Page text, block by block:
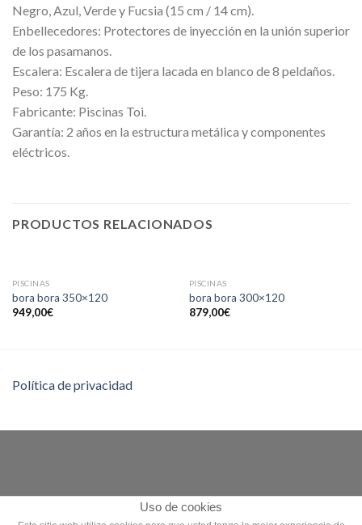
Negro, Azul, Verde y Fucsia (15 cm / 14 cm).
Enbellecedores: Protectores de inyección en la unión superior
de los pasamanos.
Escalera: Escalera de tijera lacada en blanco de 8 peldaños.
Peso: 175 Kg.
Fabricante: Piscinas Toi.
Garantía: 2 años en la estructura metálica y componentes
eléctricos.
PRODUCTOS RELACIONADOS
PISCINAS
bora bora 350×120
949,00€
PISCINAS
bora bora 300×120
879,00€
Política de privacidad
Uso de cookies